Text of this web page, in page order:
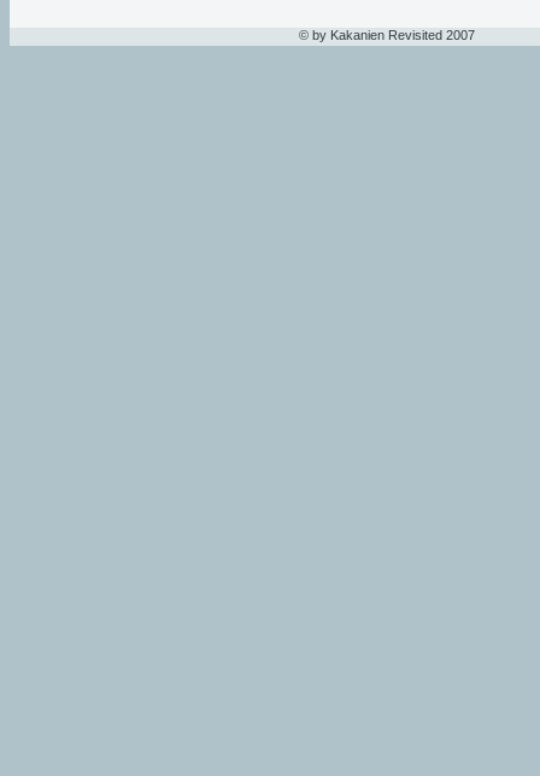
© by Kakanien Revisited 2007